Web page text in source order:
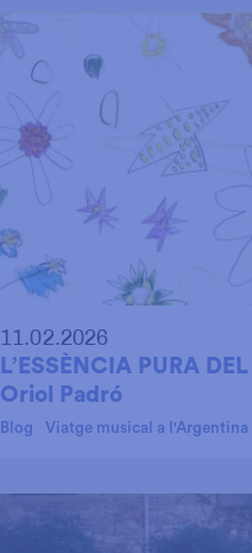
11.02.2026
L’ESSÈNCIA PURA
Oriol Padró
Blog Viatge musical a l'Argentina